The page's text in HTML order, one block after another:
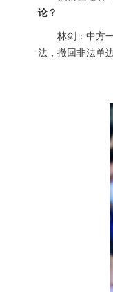
论？
林剑：中方
法，撤回非法单